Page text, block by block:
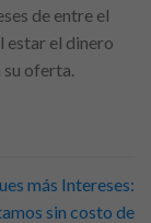
de entre el
estar el dinero
su oferta.
más Intereses:
sin costo de